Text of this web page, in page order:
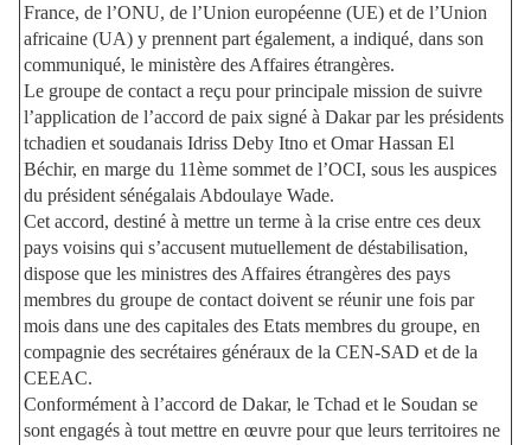
France, de l’ONU, de l’Union européenne (UE) et de l’Union
africaine (UA) y prennent part également, a indiqué, dans son
communiqué, le ministère des Affaires étrangères.
Le groupe de contact a reçu pour principale mission de suivre
l’application de l’accord de paix signé à Dakar par les présidents
tchadien et soudanais Idriss Deby Itno et Omar Hassan El
Béchir, en marge du 11ème sommet de l’OCI, sous les auspices
du président sénégalais Abdoulaye Wade.
Cet accord, destiné à mettre un terme à la crise entre ces deux
pays voisins qui s’accusent mutuellement de déstabilisation,
dispose que les ministres des Affaires étrangères des pays
membres du groupe de contact doivent se réunir une fois par
mois dans une des capitales des Etats membres du groupe, en
compagnie des secrétaires généraux de la CEN-SAD et de la
CEEAC.
Conformément à l’accord de Dakar, le Tchad et le Soudan se
sont engagés à tout mettre en œuvre pour que leurs territoires ne